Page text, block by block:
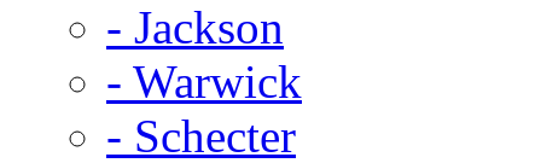
- Jackson
- Warwick
- Schecter